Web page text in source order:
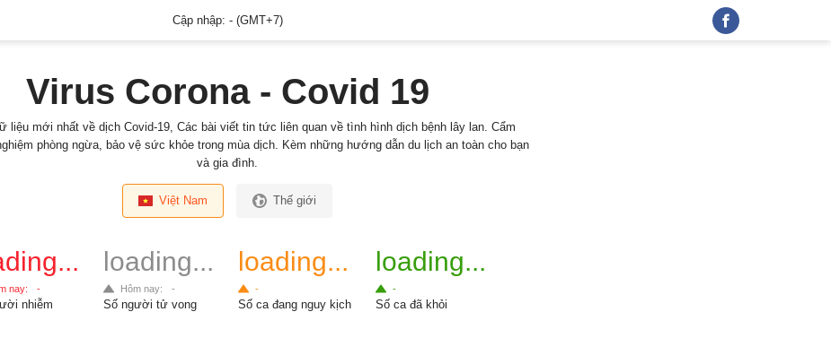
Cập nhập: -(GMT+7)
Virus Corona - Covid 19
liệu mới nhất về dịch Covid-19, Các bài viết tin tức liên quan về tình hình dịch bệnh lây lan. Cẩm
phòng ngừa, bảo vệ sức khỏe trong mùa dịch. Kèm những hướng dẫn du lịch an toàn cho bạn
và gia đình.
Việt Nam Thế giới
nay: -
nhiễm
loading...
Hôm nay: -
Số người tử vong
loading...
-
Số ca đang nguy kịch
loading...
-
Số ca đã khỏi